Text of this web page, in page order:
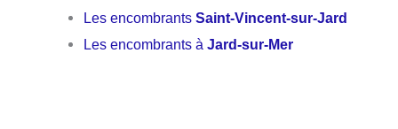
Les encombrantsSaint-Vincent-sur-Jard
Les encombrants àJard-sur-Mer